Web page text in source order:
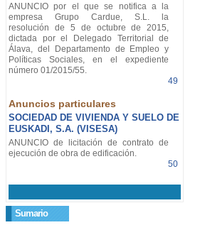
ANUNCIO por el que se notifica a la
empresa Grupo Cardue, S.L. la
resolución de 5 de octubre de 2015,
dictada por el Delegado Territorial de
Álava, del Departamento de Empleo y
Políticas Sociales, en el expediente
número 01/2015/55.
49
Anuncios particulares
SOCIEDAD DE VIVIENDA Y SUELO DE
EUSKADI, S.A. (VISESA)
ANUNCIO de licitación de contrato de
ejecución de obra de edificación.
50
Sumario